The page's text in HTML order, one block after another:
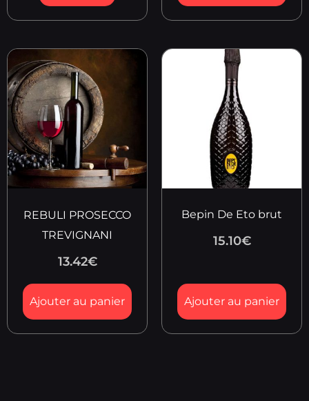
REBULI PROSECCO
TREVIGNANI
13.42€
Ajouter au panier
Bepin De Eto brut
15.10€
Ajouter au panier